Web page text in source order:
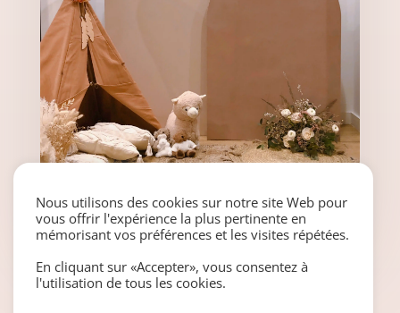
Nous utilisons des cookies sur notre site Web pour
vous offrir l'expérience la plus pertinente en
mémorisant vos préférences et les visites répétées.
En cliquant sur «Accepter», vous consentez à
l'utilisation de tous les cookies.